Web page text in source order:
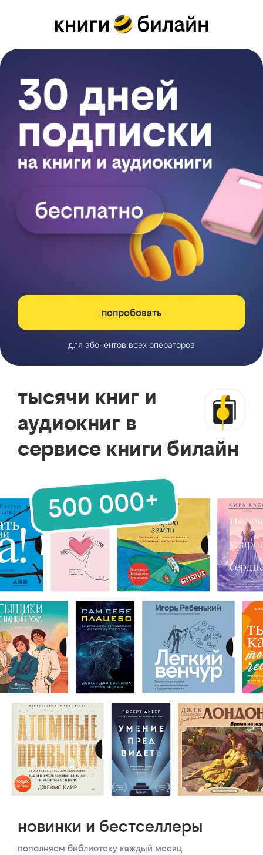
попробовать
для абонентов всех операторов
тысячи книг и
аудиокниг в
сервисе книги билайн
новинки и бестселлеры
пополняем библиотеку каждый месяц